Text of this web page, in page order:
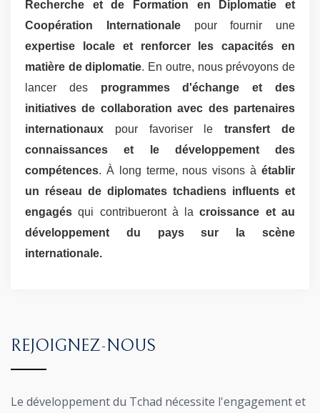
Recherche et de Formation en Diplomatie et
Coopération Internationalepour fournir une
expertise locale et renforcer les capacités en
matière de diplomatie. En outre, nous prévoyons de
lancer des programmes d'échange et des
initiatives de collaboration avec des partenaires
internationaux pour favoriser letransfert de
connaissances et le développement des
compétences. À long terme, nous visons à établir
un réseau de diplomates tchadiens influents et
engagés qui contribueront à lacroissance et au
développement du pays sur la scène
internationale.
REJOIGNEZ-NOUS
Le développement du Tchad nécessite l'engagement et